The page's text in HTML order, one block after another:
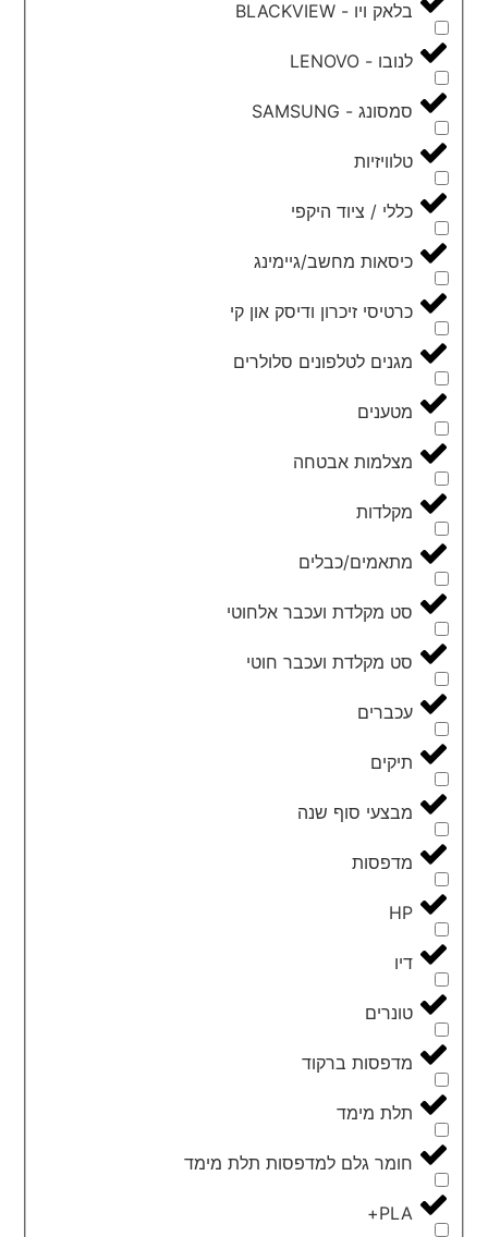
בלאק ויו - BLACKVIEW
לנובו - LENOVO
סמסונג - SAMSUNG
טלוויזיות
כללי / ציוד היקפי
כיסאות מחשב/גיימינג
כרטיסי זיכרון ודיסק און קי
מגנים לטלפונים סלולרים
מטענים
מצלמות אבטחה
מקלדות
מתאמים/כבלים
סט מקלדת ועכבר אלחוטי
סט מקלדת ועכבר חוטי
עכברים
תיקים
מבצעי סוף שנה
מדפסות
HP
דיו
טונרים
מדפסות ברקוד
תלת מימד
חומר גלם למדפסות תלת מימד
PLA+